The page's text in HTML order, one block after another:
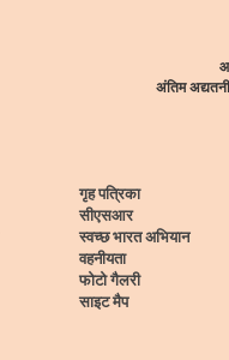
अंतिम
गृह पत्रिका
सीएसआर
स्वच्छ भारत अभियान
वहनीयता
फोटो गैलरी
साइट मैप